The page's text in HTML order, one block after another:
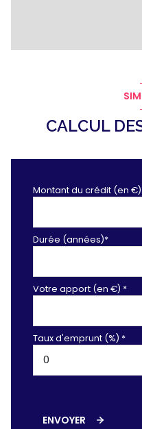
CALCUL
Montant du crédit (en
Durée (années)*
Votre apport (en €) *
Taux d'emprunt (%) *
ENVOYER